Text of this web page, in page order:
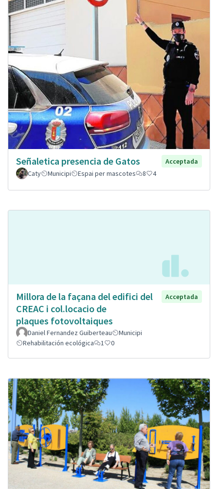
Señaletica presencia de Gatos
Acceptada
Caty
Municipi Espai per mascotes 8 4
Millora de la façana del edifici del
CREAC i col.locacio de
plaques fotovoltaiques
Acceptada
Daniel Fernandez Guiberteau
Municipi
Rehabilitación ecológica
1 0